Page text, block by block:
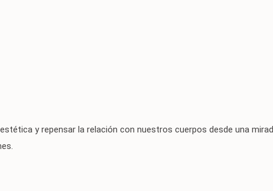
y repensar la relación con nuestros cuerpos desde una